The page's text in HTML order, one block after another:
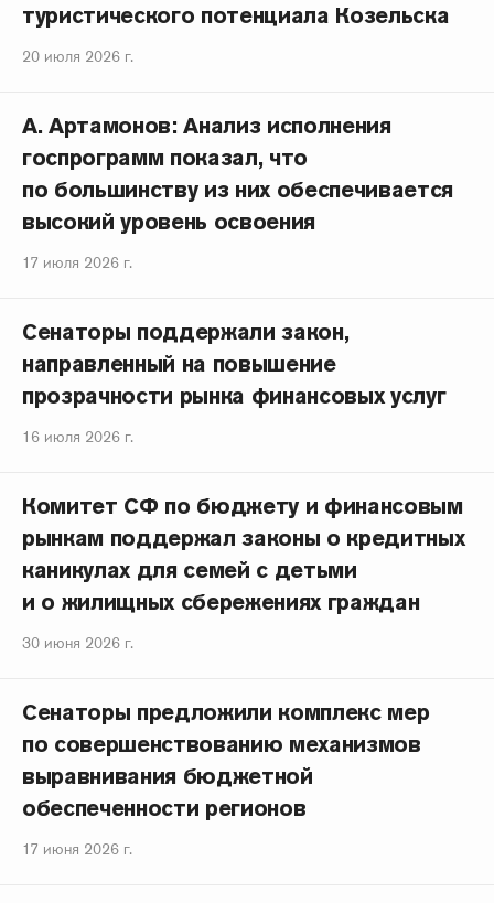
туристического потенциала Козельска
20 июля 2026 г.
А. Артамонов: Анализ исполнения
госпрограмм показал, что
по большинству из них обеспечивается
высокий уровень освоения
17 июля 2026 г.
Сенаторы поддержали закон,
направленный на повышение
прозрачности рынка финансовых услуг
16 июля 2026 г.
Комитет СФ по бюджету и финансовым
рынкам поддержал законы о кредитных
каникулах для семей с детьми
и о жилищных сбережениях граждан
30 июня 2026 г.
Сенаторы предложили комплекс мер
по совершенствованию механизмов
выравнивания бюджетной
обеспеченности регионов
17 июня 2026 г.